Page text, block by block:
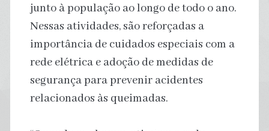
junto à população ao longo de todo o ano.
Nessas atividades, são reforçadas a
importância de cuidados especiais com a
rede elétrica e adoção de medidas de
segurança para prevenir acidentes
relacionados às queimadas.